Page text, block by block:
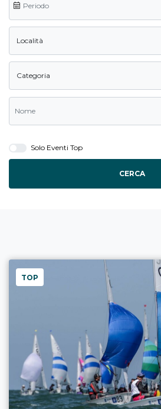
Località
Categoria
Solo Eventi Top
CERCA
TOP